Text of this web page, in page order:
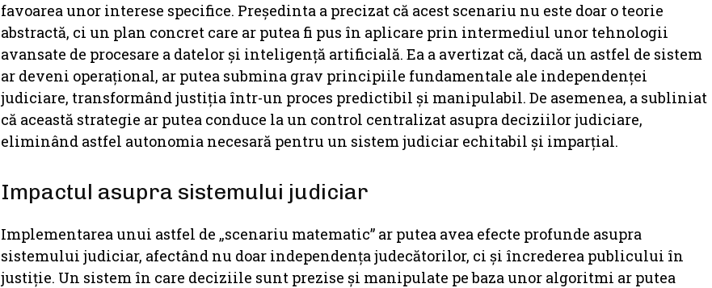
favoarea unor interese specifice. Președinta a precizat că acest scenariu nu este doar o teorie
abstractă, ci un plan concret care ar putea fi pus în aplicare prin intermediul unor tehnologii
avansate de procesare a datelor și inteligență artificială. Ea a avertizat că, dacă un astfel de sistem
ar deveni operațional, ar putea submina grav principiile fundamentale ale independenței
judiciare, transformând justiția într-un proces predictibil și manipulabil. De asemenea, a subliniat
că această strategie ar putea conduce la un control centralizat asupra deciziilor judiciare,
eliminând astfel autonomia necesară pentru un sistem judiciar echitabil și imparțial.
Impactul asupra sistemului judiciar
Implementarea unui astfel de „scenariu matematic” ar putea avea efecte profunde asupra
sistemului judiciar, afectând nu doar independența judecătorilor, ci și încrederea publicului în
justiție. Un sistem în care deciziile sunt prezise și manipulate pe baza unor algoritmi ar putea